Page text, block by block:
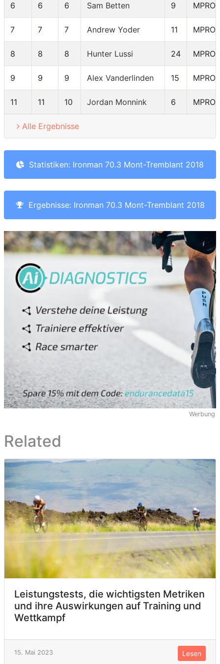
6 6 6 Sam Betten 9 MPRO
7 7 7 Andrew Yoder 11 MPRO
8 8 8 Hunter Lussi 24 MPRO
9 9 9 Alex Vanderlinden 15 MPRO
11 11 10 Jordan Monnink 6 MPRO
Alle Ergebnisse
Statistiken: Ironman 70.3 Mont-Tremblant 2018
Ergebnisse: Ironman 70.3 Mont-Tremblant 2018
Werbung
Related
Leistungstests, die wichtigsten Metriken
und ihre Auswirkungen auf Training und
Wettkampf
15. Mai 2023 Lesen